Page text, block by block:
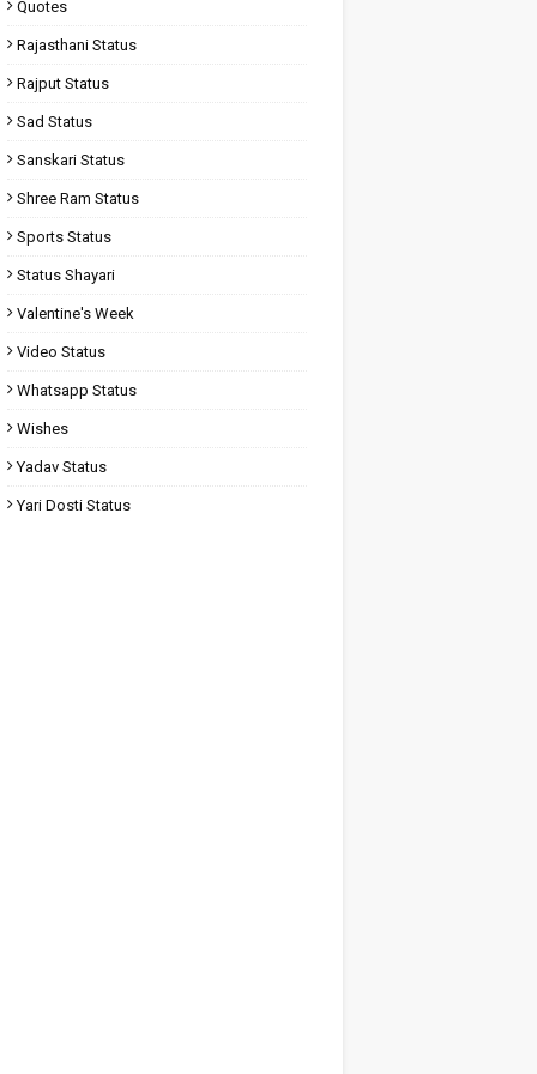
Quotes
Rajasthani Status
Rajput Status
Sad Status
Sanskari Status
Shree Ram Status
Sports Status
Status Shayari
Valentine's Week
Video Status
Whatsapp Status
Wishes
Yadav Status
Yari Dosti Status